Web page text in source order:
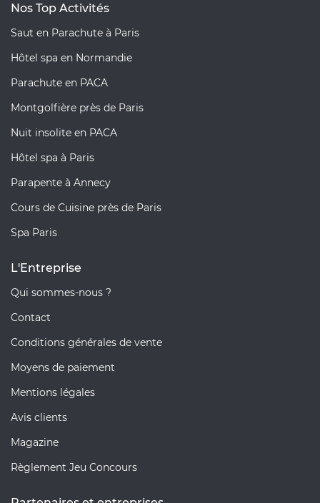
Nos Top Activités
Saut en Parachute à Paris
Hôtel spa en Normandie
Parachute en PACA
Montgolfière près de Paris
Nuit insolite en PACA
Hôtel spa à Paris
Parapente à Annecy
Cours de Cuisine près de Paris
Spa Paris
L'Entreprise
Qui sommes-nous ?
Contact
Conditions générales de vente
Moyens de paiement
Mentions légales
Avis clients
Magazine
Règlement Jeu Concours